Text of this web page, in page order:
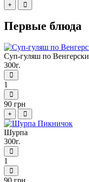
+
Первые блюда
Суп-гуляш по Венгерски
300г.
1
90 грн
+
Шурпа
300г.
1